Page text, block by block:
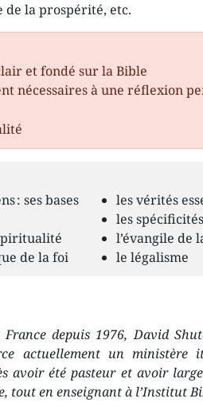
de la prospérité, etc.
et fondé sur la Bible
nécessaires à une réflexion
: ses bases
de la foi
les vérités
les
l’évangile de
le légalisme
depuis 1976, David
actuellement un ministère
avoir été pasteur et avoir
tout en enseignant à l’Institut